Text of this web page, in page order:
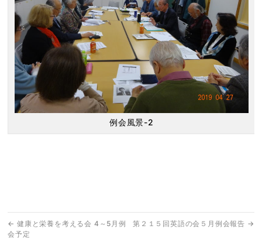
例会風景-2
← 健康と栄養を考える会 4～5月例
会予定
第２１５回英語の会５月例会報告 →